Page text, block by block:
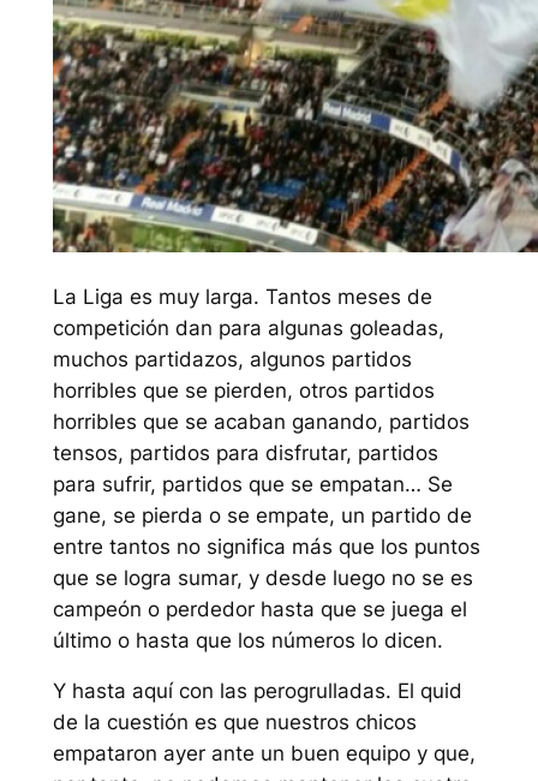
La Liga es muy larga. Tantos meses de
competición dan para algunas goleadas,
muchos partidazos, algunos partidos
horribles que se pierden, otros partidos
horribles que se acaban ganando, partidos
tensos, partidos para disfrutar, partidos
para sufrir, partidos que se empatan… Se
gane, se pierda o se empate, un partido de
entre tantos no significa más que los puntos
que se logra sumar, y desde luego no se es
campeón o perdedor hasta que se juega el
último o hasta que los números lo dicen.
Y hasta aquí con las perogrulladas. El quid
de la cuestión es que nuestros chicos
empataron ayer ante un buen equipo y que,